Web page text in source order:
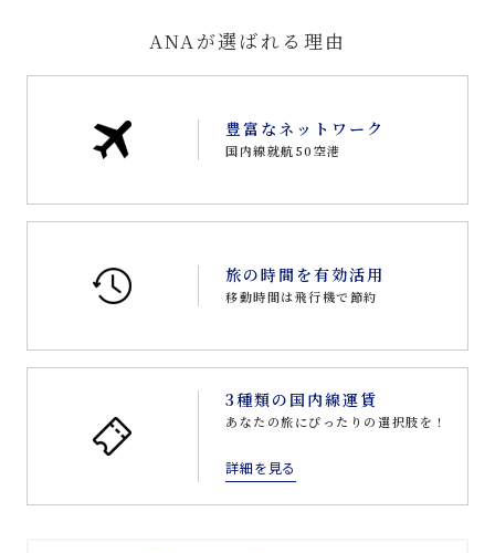
ANAが選ばれる理由
豊富なネットワーク
国内線就航50空港
旅の時間を有効活用
移動時間は飛行機で節約
3種類の国内線運賃
あなたの旅にぴったりの選択肢を！
詳細を見る